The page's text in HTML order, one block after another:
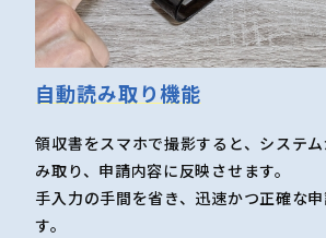
自動読み取り機能
領収書をスマホで撮影すると、システ
み取り、申請内容に反映させます。
手入力の手間を省き、迅速かつ正確な
す。